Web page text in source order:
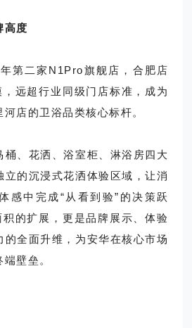
高度
第二家N1Pro旗舰店，合肥店
远超行业同级门店标准，成为
店的卫浴品类核心标杆。
桶、花洒、浴室柜、淋浴房四大
立的沉浸式花洒体验区域，让消
感中完成“从看到验”的决策跃
的扩展，更是品牌展示、体验
的全面升维，为安华在核心市场
壁垒。